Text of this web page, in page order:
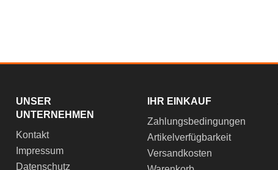
UNSER
UNTERNEHMEN
Kontakt
Impressum
Datenschutz
IHR EINKAUF
Zahlungsbedingungen
Artikelverfügbarkeit
Versandkosten